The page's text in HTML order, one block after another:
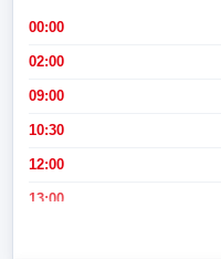
00:00
02:00
09:00
10:30
12:00
13:00